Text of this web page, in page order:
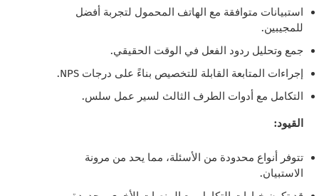
استبيانات متوافقة مع الهاتف المحمول لتجربة أفضل
للمجيبين.
جمع وتحليل ردود الفعل في الوقت الحقيقي.
إجراءات المتابعة القابلة للتخصيص بناءً على درجات NPS.
التكامل مع أدوات الطرف الثالث لسير عمل سلس.
القيود:
تتوفر أنواع محدودة من الأسئلة، مما يحد من مرونة
الاستبيان.